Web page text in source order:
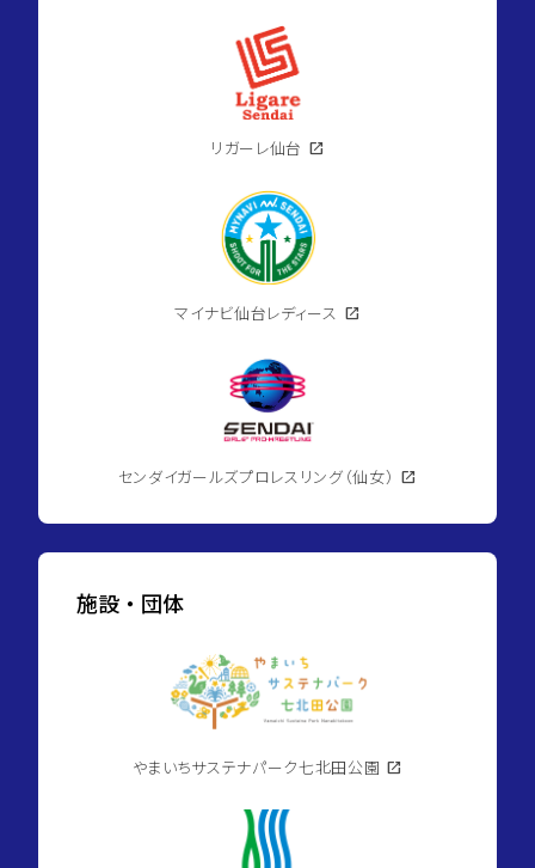
リガーレ仙台 open_in_new
マイナビ仙台レディース open_in_new
センダイガールズプロレスリング（仙女） open_in_new
施設・団体
やまいちサステナパーク七北田公園 open_in_new